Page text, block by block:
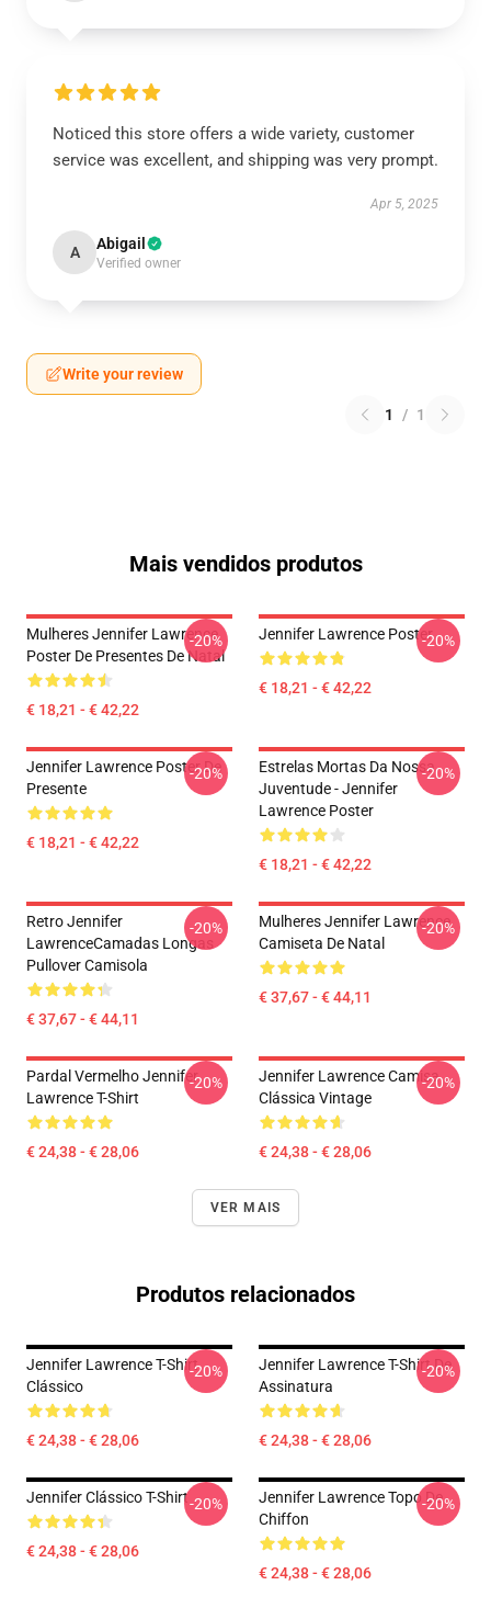
Noticed this store offers a wide variety, customer
service was excellent, and shipping was very prompt.
Apr 5, 2025
A Abigail
Verified owner
Write your review
1 / 1
Mais vendidos produtos
Mulheres Jennifer Lawrence
Poster De Presentes De Natal
€ 18,21 - € 42,22
-20% Jennifer Lawrence Poster
€ 18,21 - € 42,22
-20%
Jennifer Lawrence Poster De
Presente
€ 18,21 - € 42,22
-20%
Estrelas Mortas Da Nossa
Juventude - Jennifer
Lawrence Poster
€ 18,21 - € 42,22
-20%
Retro Jennifer
LawrenceCamadas Longas
Pullover Camisola
€ 37,67 - € 44,11
-20%
Mulheres Jennifer Lawrence
Camiseta De Natal
€ 37,67 - € 44,11
-20%
Pardal Vermelho Jennifer
Lawrence T-Shirt
€ 24,38 - € 28,06
-20%
Jennifer Lawrence Camisa
Clássica Vintage
€ 24,38 - € 28,06
-20%
VER MAIS
Produtos relacionados
Jennifer Lawrence T-Shirt
Clássico
€ 24,38 - € 28,06
-20%
Jennifer Lawrence T-Shirt De
Assinatura
€ 24,38 - € 28,06
-20%
Jennifer Clássico T-Shirt
€ 24,38 - € 28,06
-20%
Jennifer Lawrence Topo De
Chiffon
€ 24,38 - € 28,06
-20%